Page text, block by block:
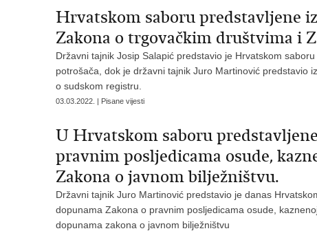
Hrvatskom saboru predstavljene
Zakona o trgovačkim društvima i
Državni tajnik Josip Salapić predstavio je Hrvatskom
potrošača, dok je državni tajnik Juro Martinović predstavio
o sudskom registru.
03.03.2022. | Pisane vijesti
U Hrvatskom saboru
pravnim posljedicama osude,
Zakona o javnom bilježništvu.
Državni tajnik Juro Martinović predstavio je danas
dopunama Zakona o pravnim posljedicama osude,
dopunama zakona o javnom bilježništvu